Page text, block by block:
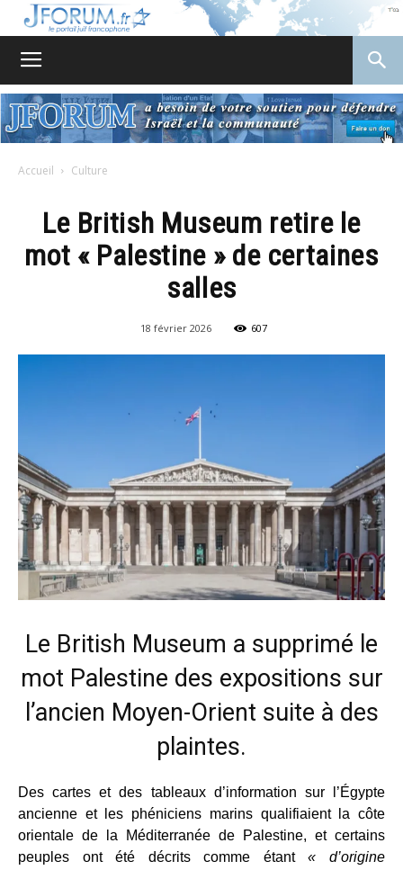
Accueil Culture
Le British Museum retire le
mot « Palestine » de certaines
salles
18 février 2026 607
Le British Museum a supprimé le
mot Palestine des expositions sur
l’ancien Moyen-Orient suite à des
plaintes.
Des cartes et des tableaux d’information sur l’Égypte
ancienne et les phéniciens marins qualifiaient la côte
orientale de la Méditerranée de Palestine, et certains
peuples ont été décrits comme étant« d’origine